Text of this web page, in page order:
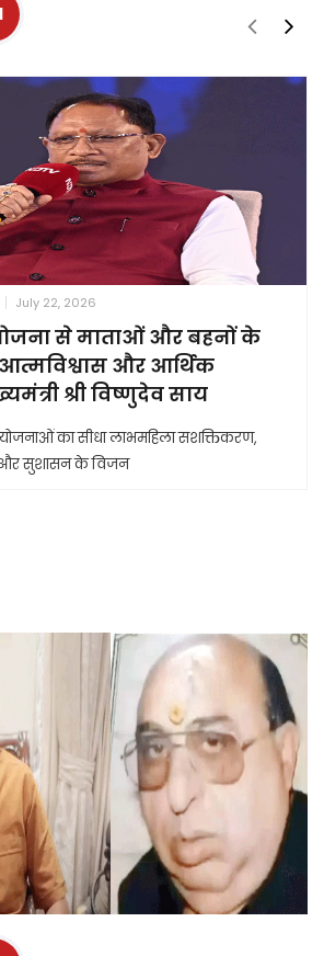
July 22, 2026
से माताओं और बहनों के
और आर्थिक
श्री विष्णुदेव साय
का सीधा लाभमहिला सशक्तिकरण,
और सुशासन के विजन